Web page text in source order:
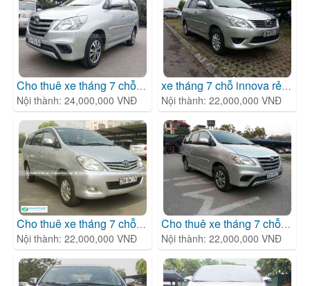
Cho thuê xe tháng 7 chỗ To
| Cho thuê xe tháng 7 chỗ
Nội thành: 24,000,000 VNĐ
xe tháng 7 chỗ innova rẻ
|
Nội thành: 22,000,000 VNĐ
Cho thuê xe tháng 7 chỗ To
| Cho thuê xe tháng 7 chỗ
Nội thành: 22,000,000 VNĐ
Cho thuê xe tháng 7 chỗ To
Nội thành: 22,000,000 VNĐ